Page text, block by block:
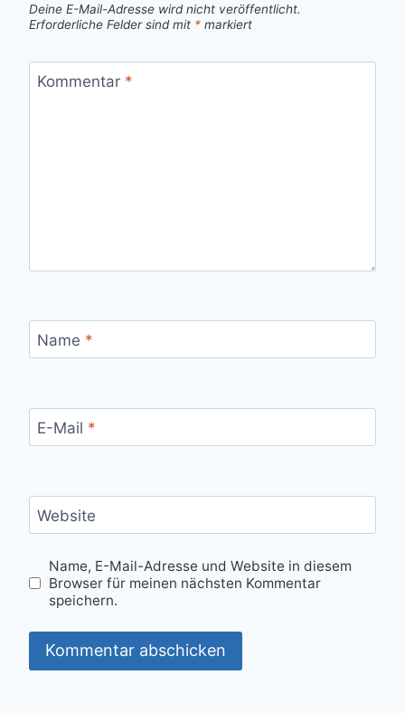
Deine E-Mail-Adresse wird nicht veröffentlicht.
Erforderliche Felder sind mit * markiert
Kommentar *
Name *
E-Mail *
Website
Name, E-Mail-Adresse und Website in diesem
Browser für meinen nächsten Kommentar
speichern.